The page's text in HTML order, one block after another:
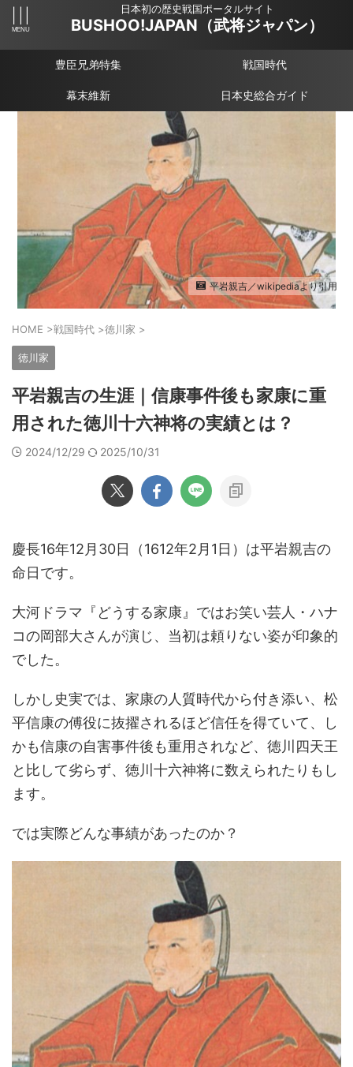
日本初の歴史戦国ポータルサイト
BUSHOO!JAPAN（武将ジャパン）
豊臣兄弟特集 戦国時代
幕末維新 日本史総合ガイド
平岩親吉／wikipediaより引用
HOME >戦国時代 >徳川家 >
徳川家
平岩親吉の生涯｜信康事件後も家康に重
用された徳川十六神将の実績とは？
2024/12/29 2025/10/31
慶長16年12月30日（1612年2月1日）は平岩親吉の
命日です。
大河ドラマ『どうする家康』ではお笑い芸人・ハナ
コの岡部大さんが演じ、当初は頼りない姿が印象的
でした。
しかし史実では、家康の人質時代から付き添い、松
平信康の傅役に抜擢されるほど信任を得ていて、し
かも信康の自害事件後も重用されなど、徳川四天王
と比して劣らず、徳川十六神将に数えられたりもし
ます。
では実際どんな事績があったのか？